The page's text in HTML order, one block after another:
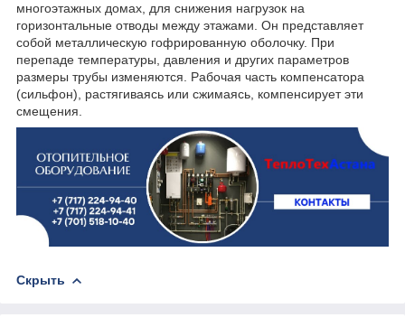
многоэтажных домах, для снижения нагрузок на
горизонтальные отводы между этажами. Он представляет
собой металлическую гофрированную оболочку. При
перепаде температуры, давления и других параметров
размеры трубы изменяются. Рабочая часть компенсатора
(сильфон), растягиваясь или сжимаясь, компенсирует эти
смещения.
Скрыть